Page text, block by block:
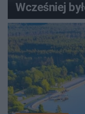
Wcześniej
innego